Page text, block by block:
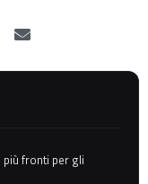
più fronti per gli